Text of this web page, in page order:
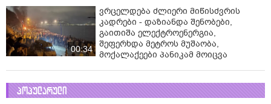
00:34
ვრცელდება ძლიერი მიწისძვრის
კადრები - დაზიანდა შენობები,
გაითიშა ელექტროენერგია,
შეფერხდა მეტროს მუშაობა,
მოქალაქეები პანიკამ მოიცვა
პოპულარული